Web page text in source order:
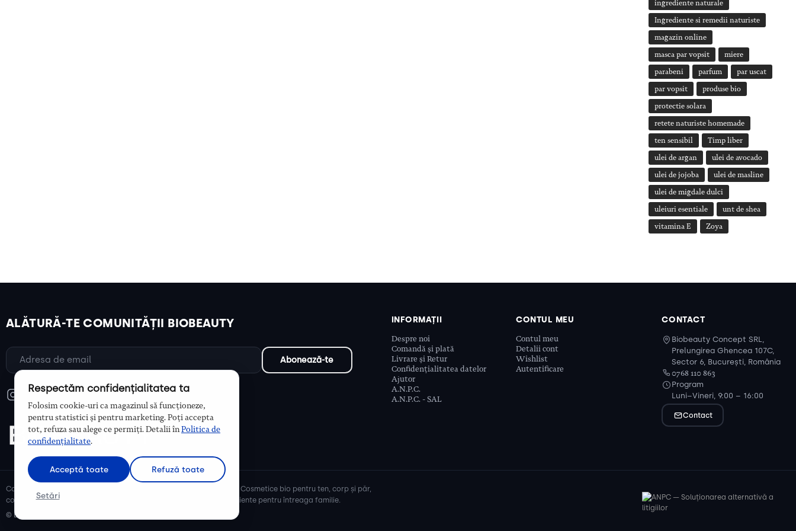
ingrediente naturale
Ingrediente si remedii naturiste
magazin online
masca par vopsit miere
parabeni parfum par uscat
par vopsit produse bio
protectie solara
retete naturiste homemade
ten sensibil Timp liber
ulei de argan ulei de avocado
ulei de jojoba ulei de masline
ulei de migdale dulci
uleiuri esentiale unt de shea
vitamina E Zoya
ALĂTURĂ-TE COMUNITĂȚII BIOBEAUTY INFORMAȚII
Despre noi
Comandă și plată
Livrare și Retur
Confidențialitatea datelor
Ajutor
A.N.P.C.
A.N.P.C. - SAL
CONTUL MEU
Contul meu
Detalii cont
Wishlist
Autentificare
CONTACT
Biobeauty Concept SRL,
Prelungirea Ghencea 107C,
Sector 6, București, România
0768 110 863
Program
Luni–Vineri, 9:00 – 16:00
Contact
Cosmetice bio și naturale, ulei de argan, ulei de cocos, unt de shea. Cosmetice bio pentru ten, corp și păr,
cosmetice naturale pentru mămici și copii, cosmetice organice eficiente pentru întreaga familie.
© Biobeauty 2026. Toate drepturile rezervate.
Respectăm confidențialitatea ta
Folosim cookie-uri ca magazinul să funcționeze,
pentru statistici și pentru marketing. Poți accepta
tot, refuza sau alege ce permiți. Detalii înPolitica de
confidențialitate.
Acceptă toate Refuză toate
Setări